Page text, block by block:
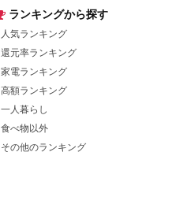
ランキングから探す
人気ランキング
還元率ランキング
家電ランキング
高額ランキング
一人暮らし
食べ物以外
その他のランキング